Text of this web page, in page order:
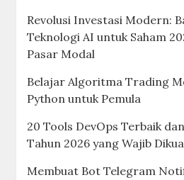
Revolusi Investasi Modern:
Teknologi AI untuk Saham
Pasar Modal
Belajar Algoritma Trading
Python untuk Pemula
20 Tools DevOps Terbaik
Tahun 2026 yang Wajib
Membuat Bot Telegram